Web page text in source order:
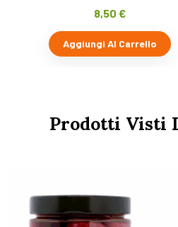
8,50 €
Aggiungi Al Carrello
Prodotti Visti